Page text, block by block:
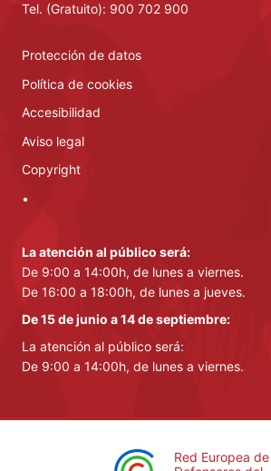
Tel. (Gratuito): 900 702 900
Protección de datos
Política de cookies
Accesibilidad
Aviso legal
Copyright
•
La atención al público será:
De 9:00 a 14:00h, de lunes a viernes.
De 16:00 a 18:00h, de lunes a jueves.
De 15 de junio a 14 de septiembre:
La atención al público será:
De 9:00 a 14:00h, de lunes a viernes.
Red Europea de